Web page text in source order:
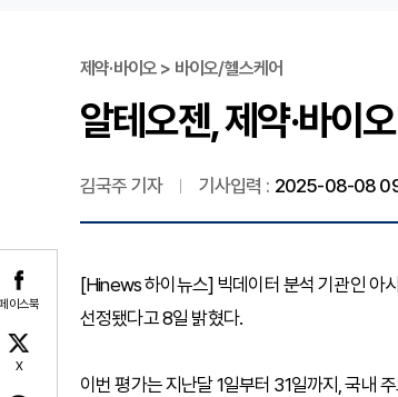
이스북
X
제약·바이오 > 바이오/헬스케어
알테오젠, 제약·바이
김국주 기자 기사입력 : 2025-08-08
[Hinews 하이뉴스] 빅데이터 분석 기관인 아
선정됐다고 8일 밝혔다.
이번 평가는 지난달 1일부터 31일까지, 국내